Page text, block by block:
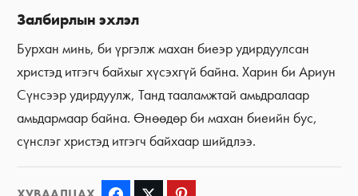
Залбирлын эхлэл
Бурхан минь, би үргэлж махан биеэр удирдуулсан
христэд итгэгч байхыг хүсэхгүй байна. Харин би Ариун
Сүнсээр удирдуулж, Танд тааламжтай амьдралаар
амьдармаар байна. Өнөөдөр би махан биеийн бус,
сүнслэг христэд итгэгч байхаар шийдлээ.